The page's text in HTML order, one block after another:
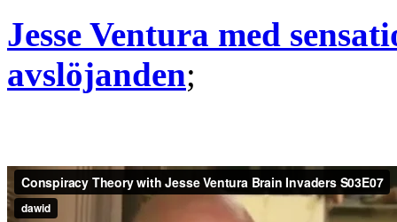
Jesse Ventura med
avslöjanden;